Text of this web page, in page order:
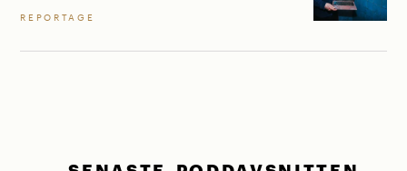
REPORTAGE